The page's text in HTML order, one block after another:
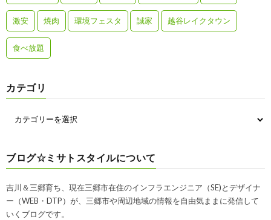
激安 焼肉 環境フェスタ 誠家 越谷レイクタウン
食べ放題
カテゴリ
ブログ☆ミサトスタイルについて
吉川＆三郷育ち、現在三郷市在住のインフラエンジニア（SE)とデザイナ
ー（WEB・DTP）が、三郷市や周辺地域の情報を自由気ままに発信して
いくブログです。